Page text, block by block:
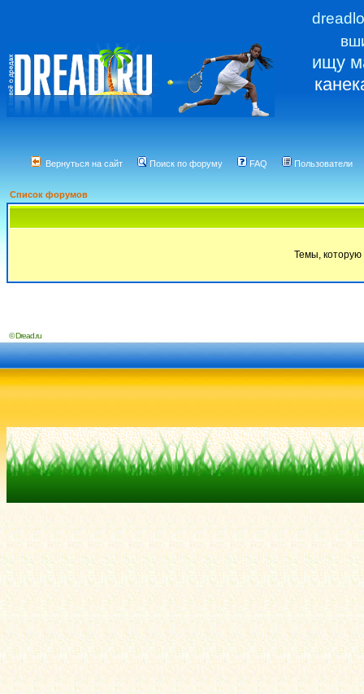
ищу
Вернуться на сайт Поиск по форуму FAQ Пользователи
Список форумов
Темы, которую
© Dread.ru